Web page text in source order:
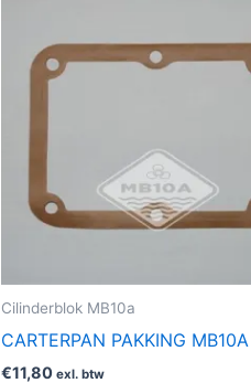
Cilinderblok MB10a
CARTERPAN PAKKING MB10A
€11,80 exl. btw